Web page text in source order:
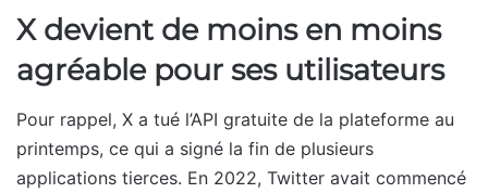
X devient de moins en moins
agréable pour ses utilisateurs
Pour rappel, X a tué l’API gratuite de la plateforme au
printemps, ce qui a signé la fin de plusieurs
applications tierces. En 2022, Twitter avait commencé